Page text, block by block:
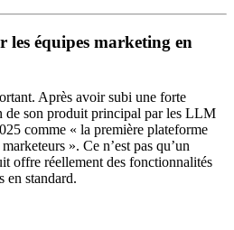
équipes marketing en
Après avoir subi une forte
de son produit principal par les LLM
comme « la première plateforme
». Ce n’est pas qu’un
offre réellement des fonctionnalités
en standard.